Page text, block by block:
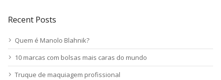
Recent Posts
Quem é Manolo Blahnik?
10 marcas com bolsas mais caras do mundo
Truque de maquiagem profissional